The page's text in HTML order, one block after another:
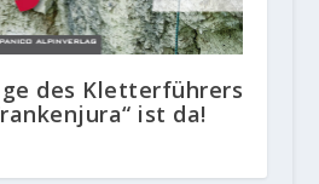
des Kletterführers
ist da!